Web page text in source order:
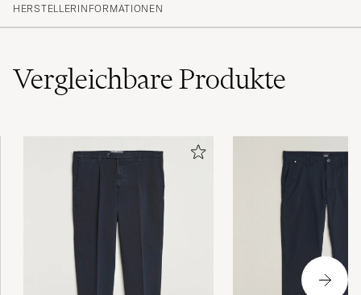
HERSTELLERINFORMATIONEN
VergleichbareProdukte